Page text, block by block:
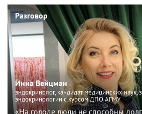
Разговор
Инна Вейцман
эндокринолог, кандидат медицинских
эндокринологии с курсом ДПО АГМУ
«На голоде люди не способны